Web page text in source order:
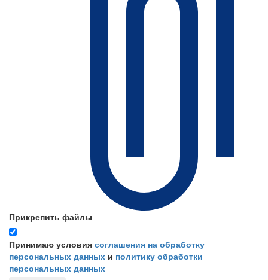
Прикрепить файлы
Принимаю условия соглашения на обработку
персональных данных и политику обработки
персональных данных